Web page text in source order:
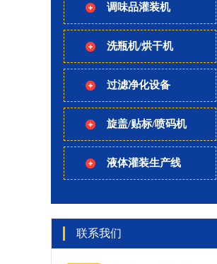
调味品灌装机
洗瓶机/烘干机
过滤净化设备
旋盖/贴标/喷码机
液体灌装生产线
联系我们